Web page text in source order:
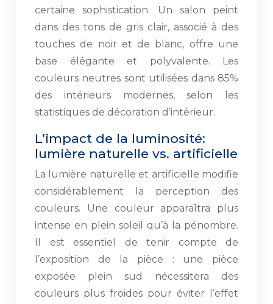
certaine sophistication. Un salon peint
dans des tons de gris clair, associé à des
touches de noir et de blanc, offre une
base élégante et polyvalente. Les
couleurs neutres sont utilisées dans 85%
des intérieurs modernes, selon les
statistiques de décoration d’intérieur.
L’impact de la luminosité:
lumière naturelle vs. artificielle
La lumière naturelle et artificielle modifie
considérablement la perception des
couleurs. Une couleur apparaîtra plus
intense en plein soleil qu’à la pénombre.
Il est essentiel de tenir compte de
l’exposition de la pièce : une pièce
exposée plein sud nécessitera des
couleurs plus froides pour éviter l’effet